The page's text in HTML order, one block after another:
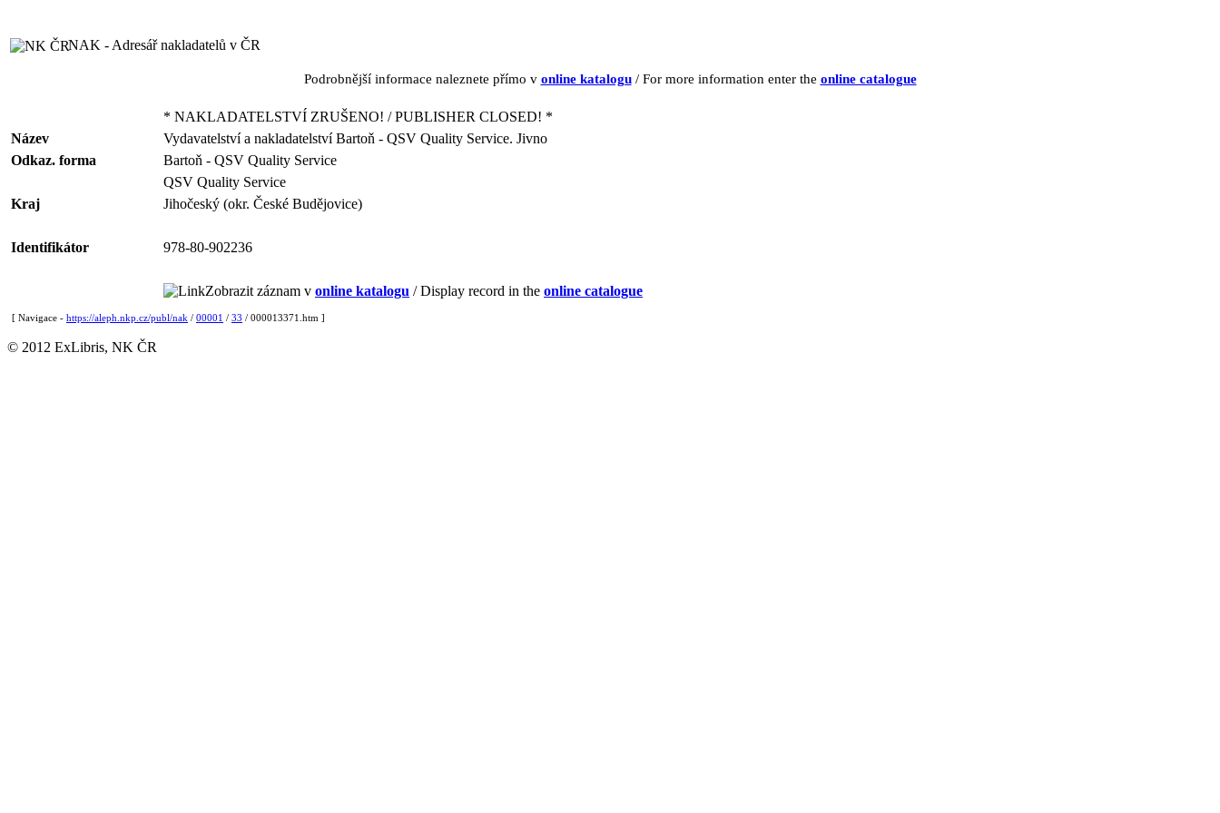
NAK - Adresář nakladatelů v ČR
Podrobnější informace naleznete přímo v online katalogu/ For more information enter the online catalogue
* NAKLADATELSTVÍ ZRUŠENO! / PUBLISHER CLOSED! *
Název
Vydavatelství a nakladatelství Bartoň - QSV Quality Service. Jivno
Odkaz. forma
Bartoň - QSV Quality Service
QSV Quality Service
Kraj
Jihočeský (okr. České Budějovice)
Identifikátor 978-80-902236
Zobrazit záznam v online katalogu / Display record in the online catalogue
[ Navigace - https://aleph.nkp.cz/publ/nak / 00001 / 33 / 000013371.htm ]
© 2012 ExLibris, NK ČR